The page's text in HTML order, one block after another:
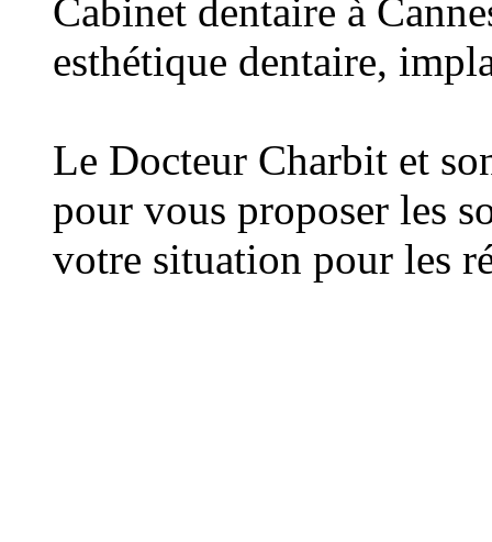
Cabinet dentaire à
esthétique dentaire,
Le Docteur Charbit et
pour vous proposer les
votre situation pour les